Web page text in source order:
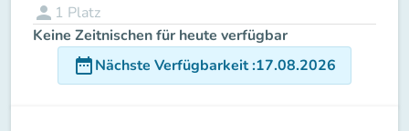
person 1 Platz
Keine Zeitnischen für heute verfügbar
date_rangeNächste Verfügbarkeit:17.08.2026